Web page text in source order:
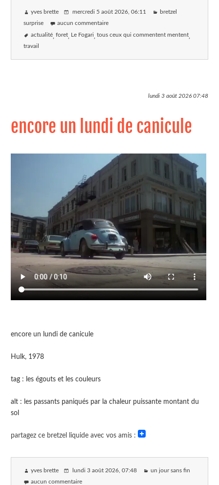
yves brette mercredi 5 août 2026 , 06:11 bretzel
surprise aucun commentaire
actualité foret Le Fogari tous ceux qui commentent mentent
travail
lundi 3 août 202607:48
encore un lundi de canicule
encore un lundi de canicule
Hulk, 1978
tag : les égouts et les couleurs
alt : les passants paniqués par la chaleur puissante montant du
sol
partagez ce bretzel liquide avec vos amis :
yves brette lundi 3 août 2026, 07:48 un jour sans fin
aucun commentaire